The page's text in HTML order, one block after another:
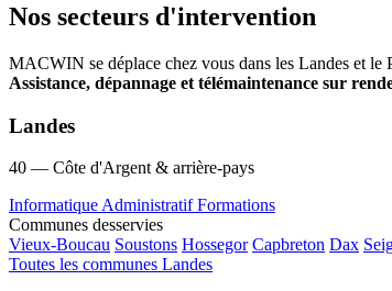
Nos secteurs d'intervention
MACWIN se déplace chez vous dans les Landes et le
Assistance, dépannage et télémaintenance sur
Landes
40 — Côte d'Argent & arrière-pays
Informatique AdministratifFormations
Communes desservies
Vieux-Boucau Soustons Hossegor Capbreton Dax
Toutes les communes Landes